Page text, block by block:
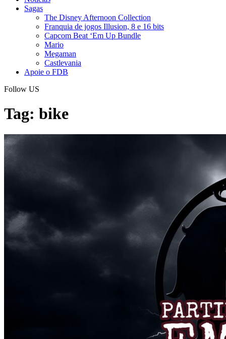
Sagas
The Disney Afternoon Collection
Franquia de jogos Illusion, 8 e 16 bits
Capcom Beat ‘Em Up Bundle
Mario
Megaman
Castlevania
Apoie o FDB
Follow US
Tag: bike